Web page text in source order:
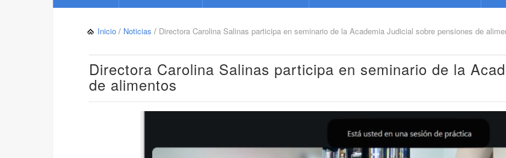
Inicio / Noticias / Directora Carolina Salinas participa en seminario de la Academia Judicial sobre pensiones de
Directora Carolina Salinas participa en seminario de la
de alimentos